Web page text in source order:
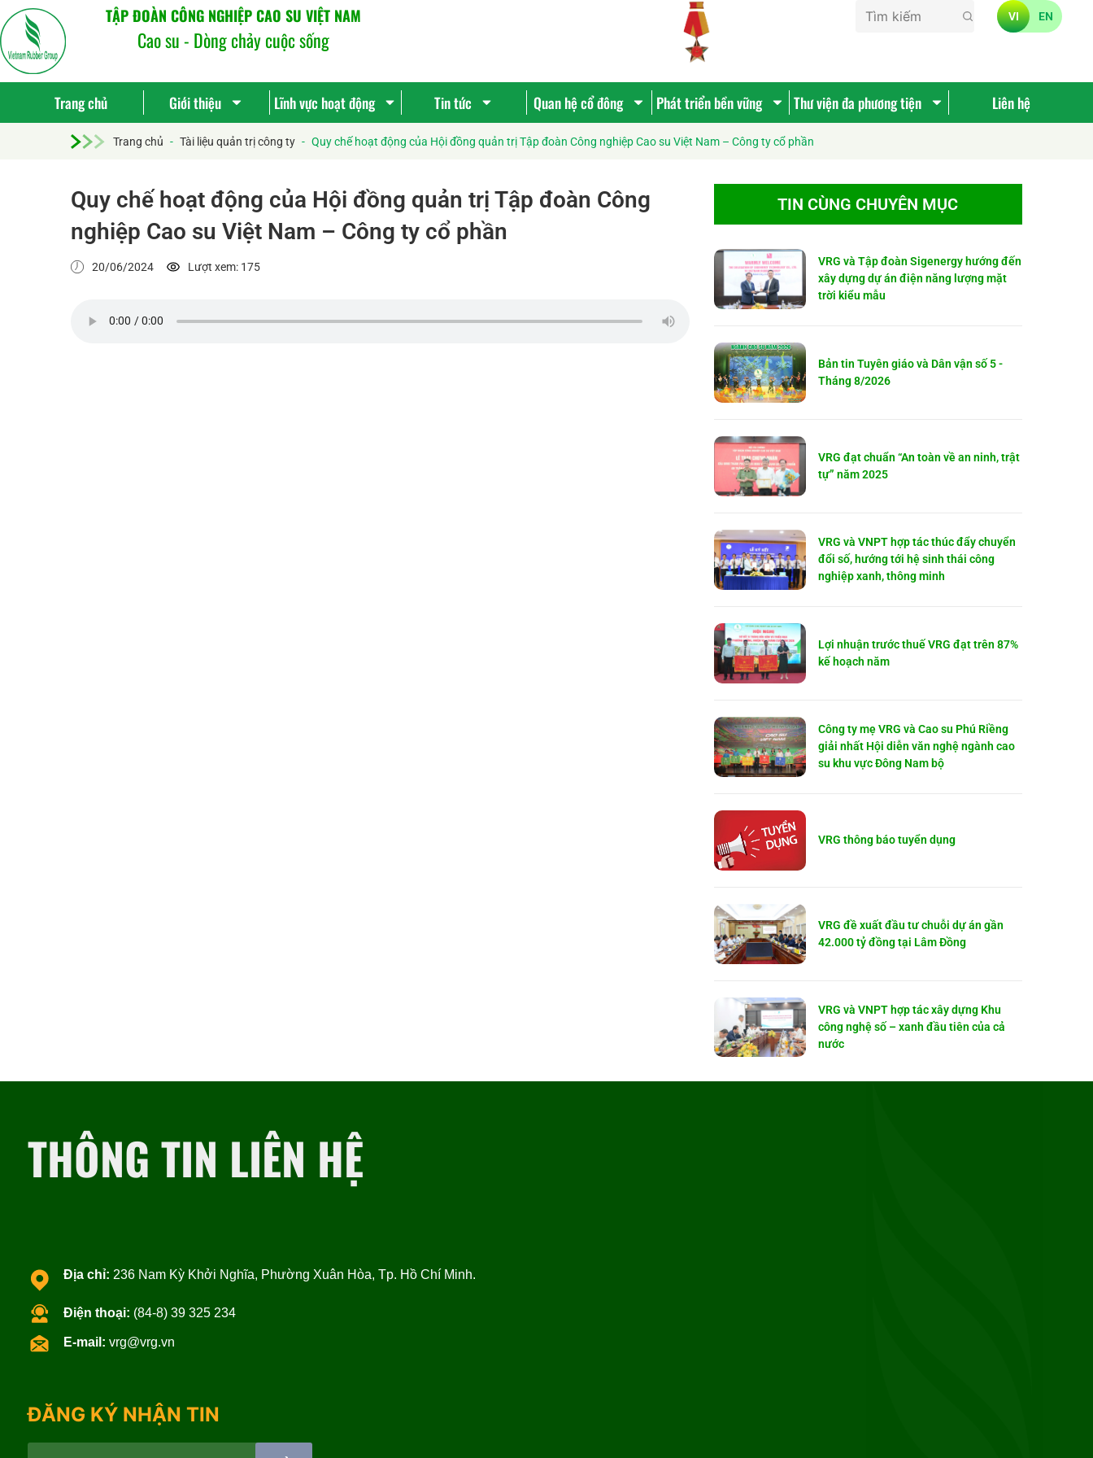
TẬP ĐOÀN CÔNG NGHIỆP CAO SU VIỆT NAM
Cao su - Dòng chảy cuộc sống
VI EN
Trang chủ Giới thiệu Lĩnh vực hoạt động Tin tức Quan hệ cổ đông Phát triển bền vững Thư viện đa phương tiện Liên hệ
Trang chủ - Tài liệu quản trị công ty - Quy chế hoạt động của Hội đồng quản trị Tập đoàn Công nghiệp Cao su Việt Nam – Công ty cổ phần
Quy chế hoạt động của Hội đồng quản trị Tập đoàn Công
nghiệp Cao su Việt Nam – Công ty cổ phần
20/06/2024 Lượt xem: 175
TIN CÙNG CHUYÊN MỤC
VRG và Tập đoàn Sigenergy hướng đến
xây dựng dự án điện năng lượng mặt
trời kiểu mẫu
Bản tin Tuyên giáo và Dân vận số 5 -
Tháng 8/2026
VRG đạt chuẩn “An toàn về an ninh, trật
tự” năm 2025
VRG và VNPT hợp tác thúc đẩy chuyển
đổi số, hướng tới hệ sinh thái công
nghiệp xanh, thông minh
Lợi nhuận trước thuế VRG đạt trên 87%
kế hoạch năm
Công ty mẹ VRG và Cao su Phú Riềng
giải nhất Hội diễn văn nghệ ngành cao
su khu vực Đông Nam bộ
VRG thông báo tuyển dụng
VRG đề xuất đầu tư chuỗi dự án gần
42.000 tỷ đồng tại Lâm Đồng
VRG và VNPT hợp tác xây dựng Khu
công nghệ số – xanh đầu tiên của cả
nước
THÔNG TIN LIÊN HỆ
Địa chỉ: 236 Nam Kỳ Khởi Nghĩa, Phường Xuân Hòa, Tp. Hồ Chí Minh.
Điện thoại: (84-8) 39 325 234
E-mail: vrg@vrg.vn
ĐĂNG KÝ NHẬN TIN